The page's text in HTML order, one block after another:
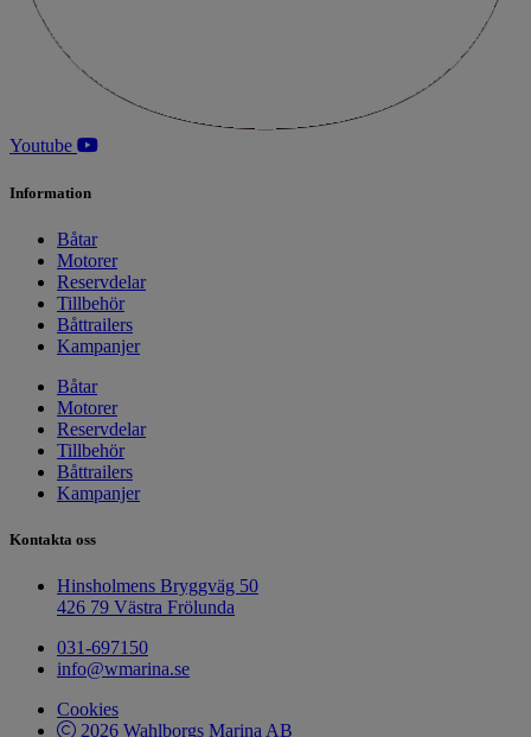
Youtube
Information
Båtar
Motorer
Reservdelar
Tillbehör
Båttrailers
Kampanjer
Båtar
Motorer
Reservdelar
Tillbehör
Båttrailers
Kampanjer
Kontakta oss
Hinsholmens Bryggväg 50
426 79 Västra Frölunda
031-697150
info@wmarina.se
Cookies
2026 Wahlborgs Marina AB